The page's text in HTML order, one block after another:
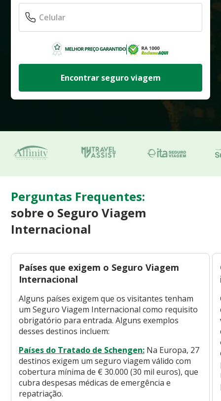
Encontrar seguro viagem
Perguntas Frequentes:
sobre o Seguro Viagem
Internacional
Países que exigem o Seguro Viagem
Internacional
Alguns países exigem que os visitantes tenham
um Seguro Viagem Internacional como requisito
obrigatório para entrada. Alguns exemplos
desses destinos incluem:
Países do Tratado de Schengen:Na Europa, 27
destinos exigem um seguro viagem válido com
cobertura mínima de € 30.000 (30 mil euros), que
cubra despesas médicas de emergência e
repatriação.